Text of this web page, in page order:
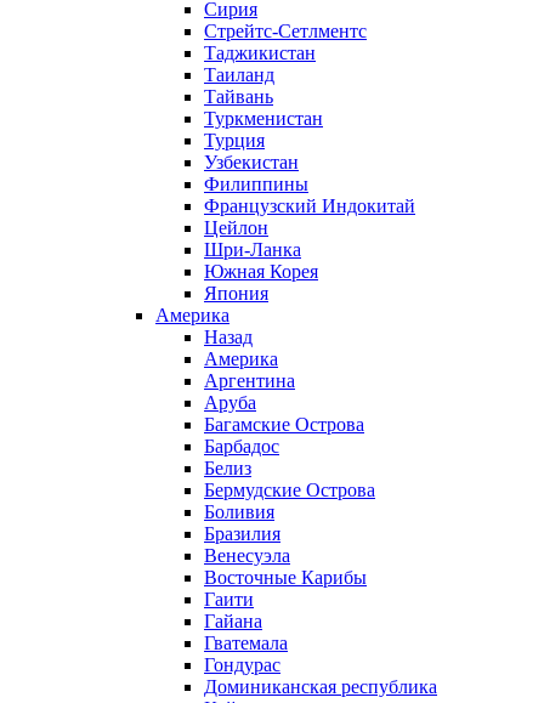
Сирия
Стрейтс-Сетлментс
Таджикистан
Таиланд
Тайвань
Туркменистан
Турция
Узбекистан
Филиппины
Французский Индокитай
Цейлон
Шри-Ланка
Южная Корея
Япония
Америка
Назад
Америка
Аргентина
Аруба
Багамские Острова
Барбадос
Белиз
Бермудские Острова
Боливия
Бразилия
Венесуэла
Восточные Карибы
Гаити
Гайана
Гватемала
Гондурас
Доминиканская республика